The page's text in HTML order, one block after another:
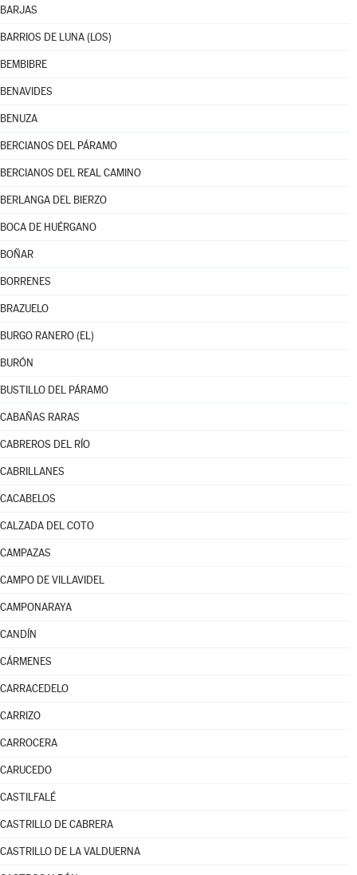
BARJAS
BARRIOS DE LUNA (LOS)
BEMBIBRE
BENAVIDES
BENUZA
BERCIANOS DEL PÁRAMO
BERCIANOS DEL REAL CAMINO
BERLANGA DEL BIERZO
BOCA DE HUÉRGANO
BOÑAR
BORRENES
BRAZUELO
BURGO RANERO (EL)
BURÓN
BUSTILLO DEL PÁRAMO
CABAÑAS RARAS
CABREROS DEL RÍO
CABRILLANES
CACABELOS
CALZADA DEL COTO
CAMPAZAS
CAMPO DE VILLAVIDEL
CAMPONARAYA
CANDÍN
CÁRMENES
CARRACEDELO
CARRIZO
CARROCERA
CARUCEDO
CASTILFALÉ
CASTRILLO DE CABRERA
CASTRILLO DE LA VALDUERNA